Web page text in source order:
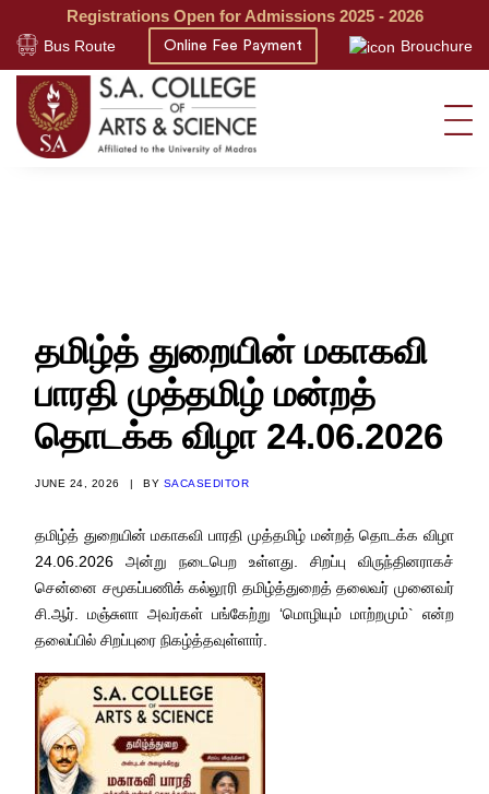
Registrations Open for Admissions 2025 - 2026
Bus Route Online Fee Payment Brouchure
தமிழ்த் துறையின் மகாகவி
பாரதி முத்தமிழ் மன்றத்
தொடக்க விழா 24.06.2026
JUNE 24, 2026 | BY SACASEDITOR
தமிழ்த் துறையின் மகாகவி பாரதி முத்தமிழ் மன்றத் தொடக்க விழா
24.06.2026 அன்று நடைபெற உள்ளது. சிறப்பு விருந்தினராகச்
சென்னை சமூகப்பணிக் கல்லூரி தமிழ்த்துறைத் தலைவர் முனைவர்
சி.ஆர். மஞ்சுளா அவர்கள் பங்கேற்று ‘மொழியும் மாற்றமும்` என்ற
தலைப்பில் சிறப்புரை நிகழ்த்தவுள்ளார்.